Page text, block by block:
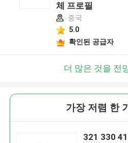
체 프로필
중국
5.0
확인된 공급자
더 많은 것을 전
가장 저렴 한
321 330